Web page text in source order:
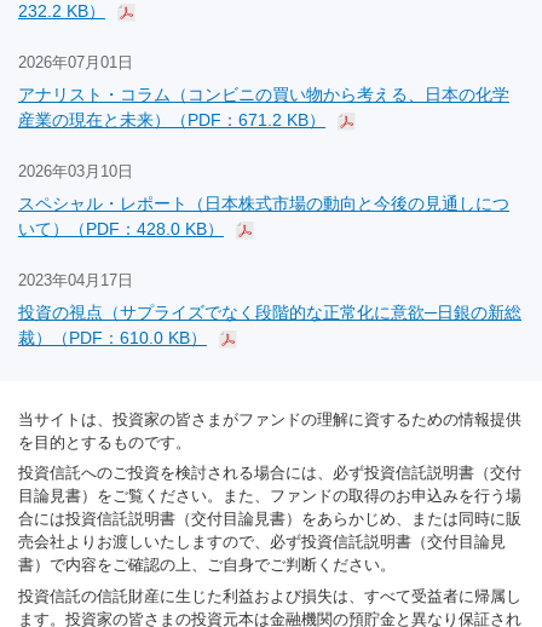
232.2 KB）
2026年07月01日
アナリスト・コラム（コンビニの買い物から考える、日本の化学
産業の現在と未来）（PDF：671.2 KB）
2026年03月10日
スペシャル・レポート（日本株式市場の動向と今後の見通しにつ
いて）（PDF：428.0 KB）
2023年04月17日
投資の視点（サプライズでなく段階的な正常化に意欲─日銀の新総
裁）（PDF：610.0 KB）
当サイトは、投資家の皆さまがファンドの理解に資するための情報提供
を目的とするものです。
投資信託へのご投資を検討される場合には、必ず投資信託説明書（交付
目論見書）をご覧ください。また、ファンドの取得のお申込みを行う場
合には投資信託説明書（交付目論見書）をあらかじめ、または同時に販
売会社よりお渡しいたしますので、必ず投資信託説明書（交付目論見
書）で内容をご確認の上、ご自身でご判断ください。
投資信託の信託財産に生じた利益および損失は、すべて受益者に帰属し
ます。投資家の皆さまの投資元本は金融機関の預貯金と異なり保証され